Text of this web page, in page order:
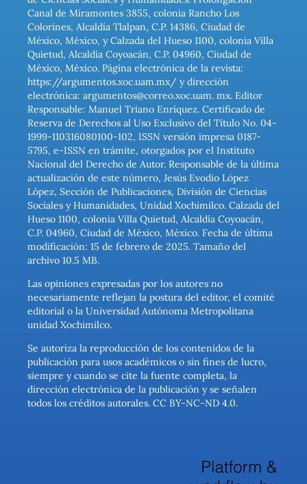
Canal de Miramontes 3855, colonia Rancho Los
Colorines, Alcaldía Tlalpan, C.P. 14386, Ciudad de
México, México, y Calzada del Hueso 1100, colonia Villa
Quietud, Alcaldía Coyoacán, C.P. 04960, Ciudad de
México, México. Página electrónica de la revista:
https://argumentos.xoc.uam.mx/ y dirección
electrónica: argumentos@correo.xoc.uam. mx. Editor
Responsable: Manuel Triano Enríquez. Certificado de
Reserva de Derechos al Uso Exclusivo del Título No. 04-
1999-110316080100-102, ISSN versión impresa 0187-
5795, e-ISSN en trámite, otorgados por el Instituto
Nacional del Derecho de Autor. Responsable de la última
actualización de este número, Jesús Evodio López
López, Sección de Publicaciones, División de Ciencias
Sociales y Humanidades, Unidad Xochimilco. Calzada del
Hueso 1100, colonia Villa Quietud, Alcaldía Coyoacán,
C.P. 04960, Ciudad de México, México. Fecha de última
modificación: 15 de febrero de 2025. Tamaño del
archivo 10.5 MB.
Las opiniones expresadas por los autores no
necesariamente reflejan la postura del editor, el comité
editorial o la Universidad Autónoma Metropolitana
unidad Xochimilco.
Se autoriza la reproducción de los contenidos de la
publicación para usos académicos o sin fines de lucro,
siempre y cuando se cite la fuente completa, la
dirección electrónica de la publicación y se señalen
todos los créditos autorales. CC BY-NC-ND 4.0.